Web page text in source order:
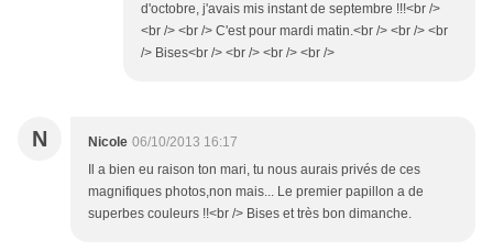
d'octobre, j'avais mis instant de septembre !!!<br />
<br /> <br /> C'est pour mardi matin.<br /> <br /> <br
/> Bises<br /> <br /> <br /> <br />
N Nicole 06/10/2013 16:17
Il a bien eu raison ton mari, tu nous aurais privés de ces
magnifiques photos,non mais... Le premier papillon a de
superbes couleurs !!<br /> Bises et très bon dimanche.